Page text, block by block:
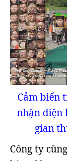
Cảm biến
nhận diện
gian
Công ty